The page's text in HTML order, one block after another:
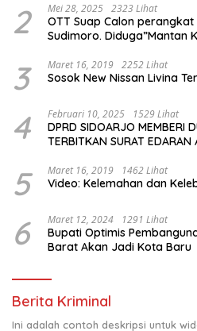
2 Mei 28, 2025 2323 Lihat
OTT Suap Calon perangkat Desa Medalem Dan
Sudimoro. Diduga”Mantan
3 Maret 16, 2019 2252 Lihat
Sosok New Nissan Livina
4 Februari 10, 2025 1529 Lihat
DPRD SIDOARJO MEMBERI
TERBITKAN SURAT EDARAN
KELUAR KOTA
5 Maret 16, 2019 1462 Lihat
Video: Kelemahan dan
6 Maret 12, 2024 1291 Lihat
Bupati Optimis
Barat Akan Jadi Kota Baru
Berita Kriminal
Ini adalah contoh deskripsi untuk